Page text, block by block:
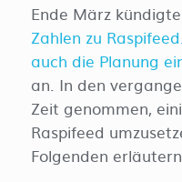
Ende März
Zahlen zu
auch die Planung
an. In den
Zeit genommen,
Raspifeed
Folgenden